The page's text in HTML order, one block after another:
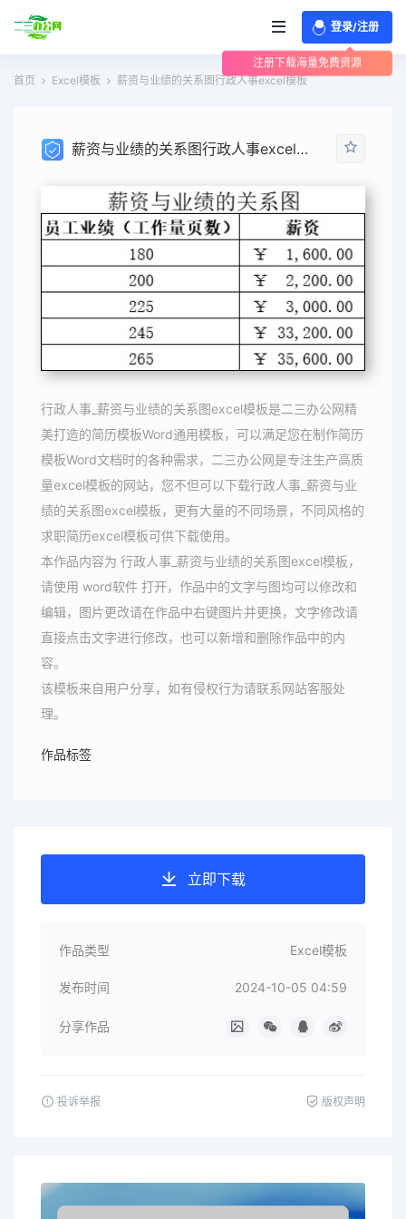
登录/注册
注册下载海量免费资源
首页 Excel模板 薪资与业绩的关系图行政人事excel模板
薪资与业绩的关系图行政人事excel模板
行政人事_薪资与业绩的关系图excel模板是二三办公网精
美打造的简历模板Word通用模板，可以满足您在制作简历
模板Word文档时的各种需求，二三办公网是专注生产高质
量excel模板的网站，您不但可以下载行政人事_薪资与业
绩的关系图excel模板，更有大量的不同场景，不同风格的
求职简历excel模板可供下载使用。
本作品内容为 行政人事_薪资与业绩的关系图excel模板，
请使用 word软件 打开，作品中的文字与图均可以修改和
编辑，图片更改请在作品中右键图片并更换，文字修改请
直接点击文字进行修改，也可以新增和删除作品中的内
容。
该模板来自用户分享，如有侵权行为请联系网站客服处
理。
作品标签
立即下载
作品类型 Excel模板
发布时间 2024-10-05 04:59
分享作品
投诉举报 版权声明